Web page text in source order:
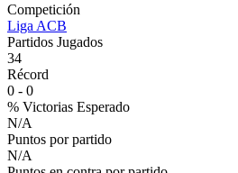
Competición
Liga ACB
Partidos Jugados
34
Récord
0 - 0
% Victorias Esperado
N/A
Puntos por partido
N/A